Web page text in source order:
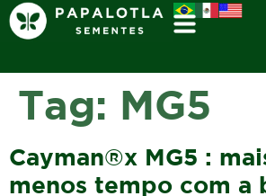
Tag: MG5
Cayman®x MG5 :
menos tempo com a